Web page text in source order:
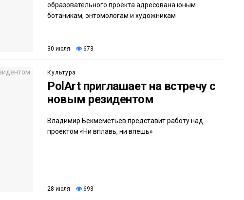
образовательного проекта адресована юным
ботаникам, энтомологам и художникам
30 июля 673
Культура
PolArt приглашает на встречу с
новым резидентом
Владимир Бекмеметьев представит работу над
проектом «Ни вплавь, ни впешь»
28 июля 693